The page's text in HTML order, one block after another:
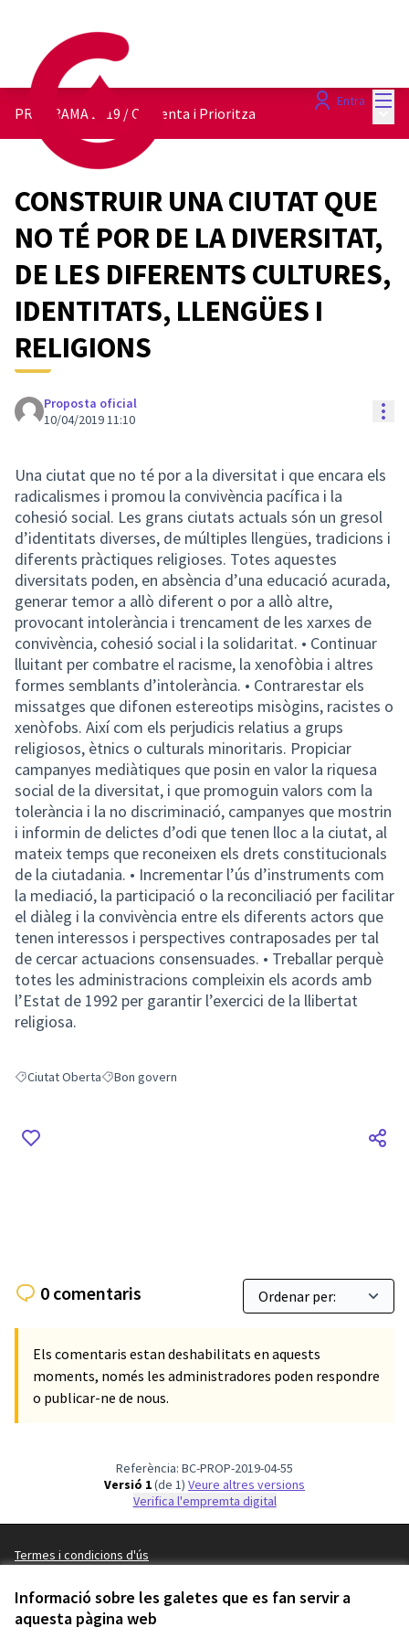
Informació sobre les galetes que es fan servir a
aquesta pàgina web
Entra
PROGRAMA 2019 /Comenta i Prioritza
CONSTRUIR UNA CIUTAT QUE
NO TÉ POR DE LA DIVERSITAT,
DE LES DIFERENTS CULTURES,
IDENTITATS, LLENGÜES I
RELIGIONS
Proposta oficial
10/04/2019 11:10
Una ciutat que no té por a la diversitat i que encara els
radicalismes i promou la convivència pacífica i la
cohesió social. Les grans ciutats actuals són un gresol
d’identitats diverses, de múltiples llengües, tradicions i
diferents pràctiques religioses. Totes aquestes
diversitats poden, en absència d’una educació acurada,
generar temor a allò diferent o por a allò altre,
provocant intolerància i trencament de les xarxes de
convivència, cohesió social i la solidaritat. • Continuar
lluitant per combatre el racisme, la xenofòbia i altres
formes semblants d’intolerància. • Contrarestar els
missatges que difonen estereotips misògins, racistes o
xenòfobs. Així com els perjudicis relatius a grups
religiosos, ètnics o culturals minoritaris. Propiciar
campanyes mediàtiques que posin en valor la riquesa
social de la diversitat, i que promoguin valors com la
tolerància i la no discriminació, campanyes que mostrin
i informin de delictes d’odi que tenen lloc a la ciutat, al
mateix temps que reconeixen els drets constitucionals
de la ciutadania. • Incrementar l’ús d’instruments com
la mediació, la participació o la reconciliació per facilitar
el diàleg i la convivència entre els diferents actors que
tenen interessos i perspectives contraposades per tal
de cercar actuacions consensuades. • Treballar perquè
totes les administracions compleixin els acords amb
l’Estat de 1992 per garantir l’exercici de la llibertat
religiosa.
Resultats en filtrar per: Ciutat Oberta
Ciutat ObertaResultats en filtrar per: Bon govern
Bon govern
0 comentaris
Els comentaris estan deshabilitats en aquests
moments, només les administradores poden respondre
o publicar-ne de nous.
Referència: BC-PROP-2019-04-55
Versió 1(de 1)
veure altres versions
Verifica l'empremta digital
Termes i condicions d'ús
Barcelona En Comú a X
(Enllaç extern)
Barcelona En Comú a Facebook
(Enllaç extern)
Barcelona En Comú a Instagram
(Enllaç extern)
(Enllaç extern)
Català
Triar la llenguaElegir el idioma